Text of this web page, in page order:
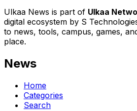
Ulkaa News is part of Ulkaa
digital ecosystem by S
to news, tools, campus, games,
place.
News
Home
Categories
Search